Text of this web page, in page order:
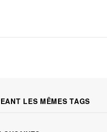
LES MÊMES TAGS